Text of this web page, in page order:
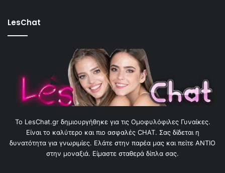
LesChat
To LesChat.gr δημιουργήθηκε για τις Ομοφυλόφιλες Γυναίκες.
Είναι το καλύτερο και πιο ασφαλές CHAT. Σας δίδεται η
δυνατότητα για γνωριμίες. Ελάτε στην παρέα μας και πείτε ΑΝΤΙΟ
στην μοναξιά. Είμαστε σταθερά δίπλα σας.